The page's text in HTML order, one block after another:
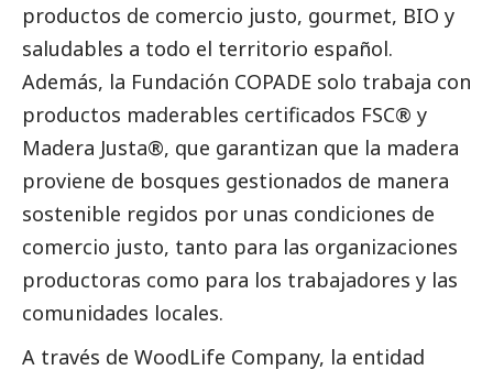
productos de comercio justo, gourmet, BIO y
saludables a todo el territorio español.
Además, la Fundación COPADE solo trabaja con
productos maderables certificados FSC® y
Madera Justa®, que garantizan que la madera
proviene de bosques gestionados de manera
sostenible regidos por unas condiciones de
comercio justo, tanto para las organizaciones
productoras como para los trabajadores y las
comunidades locales.
A través de WoodLife Company, la entidad